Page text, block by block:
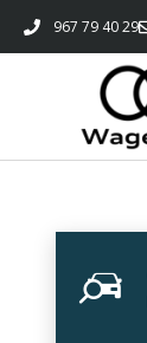
967 79 40 29